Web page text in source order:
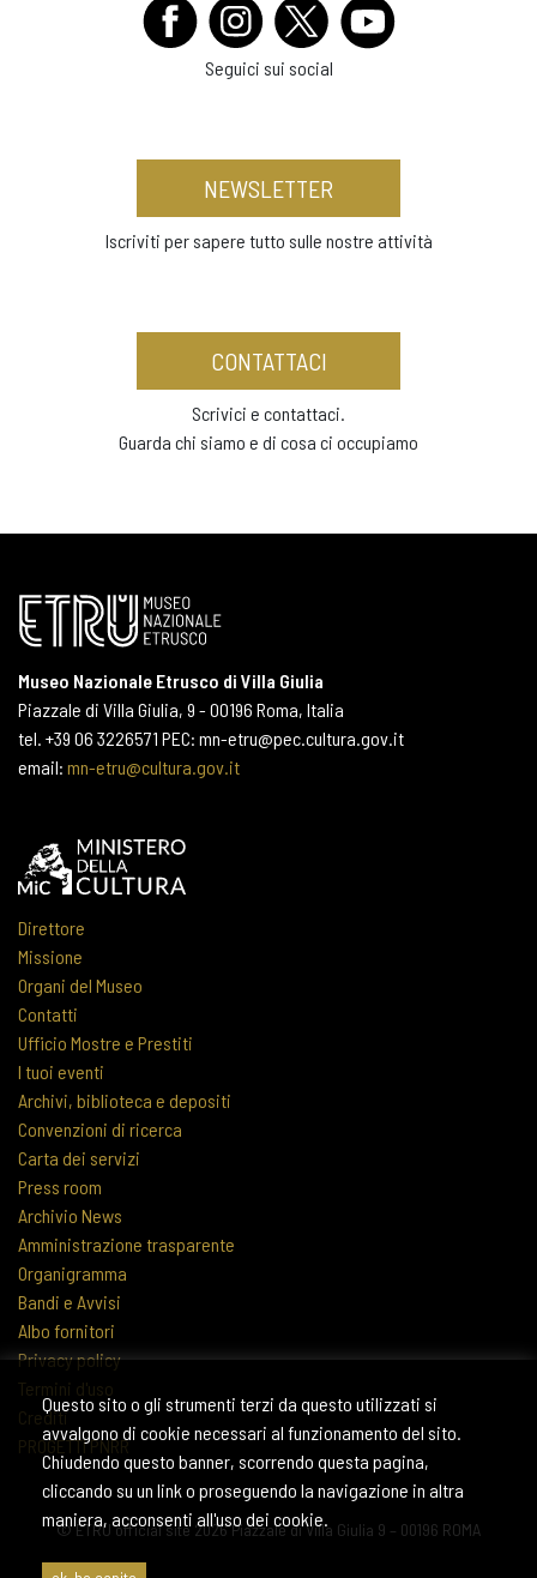
Questo sito o gli strumenti terzi da questo utilizzati si
avvalgono di cookie necessari al funzionamento del sito.
Chiudendo questo banner, scorrendo questa pagina,
cliccando su un link o proseguendo la navigazione in altra
maniera, acconsenti all'uso dei cookie.
Seguici sui social
NEWSLETTER
Iscriviti per sapere tutto sulle nostre attività
CONTATTACI
Scrivici e contattaci.
Guarda chi siamo e di cosa ci occupiamo
Museo Nazionale Etrusco di Villa Giulia
Piazzale di Villa Giulia, 9 - 00196 Roma, Italia
tel. +39 06 3226571 PEC: mn-etru@pec.cultura.gov.it
email: mn-etru@cultura.gov.it
Direttore
Missione
Organi del Museo
Contatti
Ufficio Mostre e Prestiti
I tuoi eventi
Archivi, biblioteca e depositi
Convenzioni di ricerca
Carta dei servizi
Press room
Archivio News
Amministrazione trasparente
Organigramma
Bandi e Avvisi
Albo fornitori
Privacy policy
Termini d'uso
Crediti
PROGETTI PNRR
© ETRU official site 2026 Piazzale di Villa Giulia 9 – 00196 ROMA